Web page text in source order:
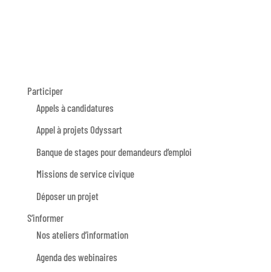
Participer
Appels à candidatures
Appel à projets Odyssart
Banque de stages pour demandeurs d’emploi
Missions de service civique
Déposer un projet
S’informer
Nos ateliers d’information
Agenda des webinaires